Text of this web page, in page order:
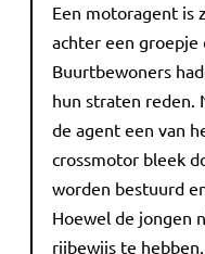
Een motoragent is
achter een groepje
Buurtbewoners
hun straten reden.
de agent een van
crossmotor bleek
worden bestuurd
Hoewel de jongen
rijbewijs te